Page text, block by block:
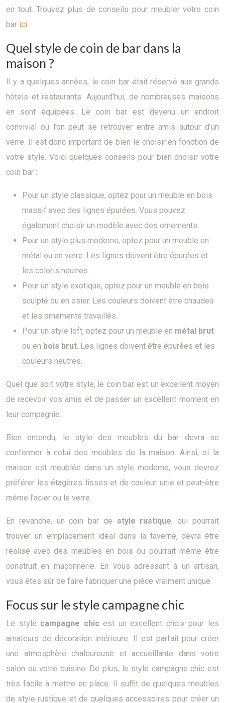
en tout. Trouvez plus de conseils pour meubler votre coin
bar ici.
Quel style de coin de bar dans la
maison ?
Il y a quelques années, le coin bar était réservé aux grands
hôtels et restaurants. Aujourd’hui, de nombreuses maisons
en sont équipées. Le coin bar est devenu un endroit
convivial où l’on peut se retrouver entre amis autour d’un
verre. Il est donc important de bien le choisir en fonction de
votre style. Voici quelques conseils pour bien choisir votre
coin bar :
Pour un style classique, optez pour un meuble en bois
massif avec des lignes épurées. Vous pouvez
également choisir un modèle avec des ornements.
Pour un style plus moderne, optez pour un meuble en
métal ou en verre. Les lignes doivent être épurées et
les coloris neutres.
Pour un style exotique, optez pour un meuble en bois
sculpté ou en osier. Les couleurs doivent être chaudes
et les ornements travaillés.
Pour un style loft, optez pour un meuble en métal brut
ou en bois brut. Les lignes doivent être épurées et les
couleurs neutres.
Quel que soit votre style, le coin bar est un excellent moyen
de recevoir vos amis et de passer un excellent moment en
leur compagnie.
Bien entendu, le style des meubles du bar devra se
conformer à celui des meubles de la maison. Ainsi, si la
maison est meublée dans un style moderne, vous devrez
préférer les étagères lisses et de couleur unie et peut-être
même l’acier ou le verre.
En revanche, un coin bar de style rustique, qui pourrait
trouver un emplacement idéal dans la taverne, devra être
réalisé avec des meubles en bois ou pourrait même être
construit en maçonnerie. En vous adressant à un artisan,
vous êtes sûr de faire fabriquer une pièce vraiment unique.
Focus sur le style campagne chic
Le style campagne chicest un excellent choix pour les
amateurs de décoration intérieure. Il est parfait pour créer
une atmosphère chaleureuse et accueillante dans votre
salon ou votre cuisine. De plus, le style campagne chic est
très facile à mettre en place. Il suffit de quelques meubles
de style rustique et de quelques accessoires pour créer un